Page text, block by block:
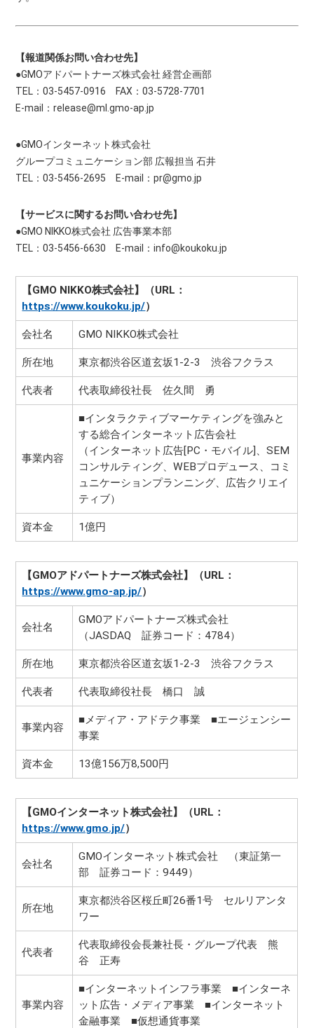
【報道関係お問い合わせ先】
●GMOアドパートナーズ株式会社 経営企画部
TEL：03-5457-0916 FAX：03-5728-7701
E-mail：release@ml.gmo-ap.jp
●GMOインターネット株式会社
グループコミュニケーション部 広報担当 石井
TEL：03-5456-2695 E-mail：pr@gmo.jp
【サービスに関するお問い合わせ先】
●GMO NIKKO株式会社 広告事業本部
TEL：03-5456-6630 E-mail：info@koukoku.jp
【GMO NIKKO株式会社】（URL：
https://www.koukoku.jp/）
会社名 GMO NIKKO株式会社
所在地 東京都渋谷区道玄坂1-2-3 渋谷フクラス
代表者 代表取締役社長 佐久間 勇
事業内容
■インタラクティブマーケティングを強みと
する総合インターネット広告会社
（インターネット広告[PC・モバイル]、SEM
コンサルティング、WEBプロデュース、コミ
ュニケーションプランニング、広告クリエイ
ティブ）
資本金 1億円
【GMOアドパートナーズ株式会社】（URL：
https://www.gmo-ap.jp/）
会社名
GMOアドパートナーズ株式会社
（JASDAQ 証券コード：4784）
所在地 東京都渋谷区道玄坂1-2-3 渋谷フクラス
代表者 代表取締役社長 橋口 誠
事業内容
■メディア・アドテク事業 ■エージェンシー
事業
資本金 13億156万8,500円
【GMOインターネット株式会社】（URL：
https://www.gmo.jp/）
会社名
GMOインターネット株式会社 （東証第一
部 証券コード：9449）
所在地
東京都渋谷区桜丘町26番1号 セルリアンタ
ワー
代表者
代表取締役会長兼社長・グループ代表 熊
谷 正寿
事業内容
■インターネットインフラ事業 ■インターネ
ット広告・メディア事業 ■インターネット
金融事業 ■仮想通貨事業